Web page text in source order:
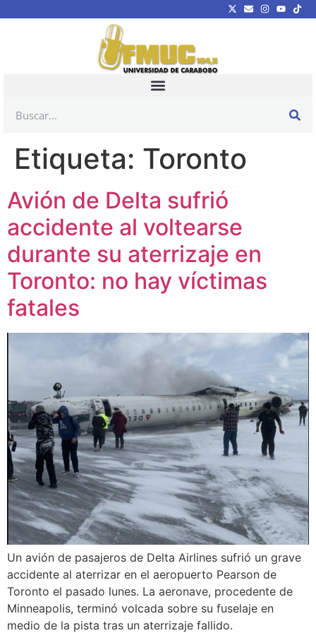
Etiqueta: Toronto
Avión de Delta sufrió
accidente al voltearse
durante su aterrizaje en
Toronto: no hay víctimas
fatales
Un avión de pasajeros de Delta Airlines sufrió un grave
accidente al aterrizar en el aeropuerto Pearson de
Toronto el pasado lunes. La aeronave, procedente de
Minneapolis, terminó volcada sobre su fuselaje en
medio de la pista tras un aterrizaje fallido.